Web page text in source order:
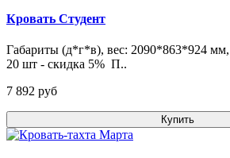
Кровать Студент
Габариты (д*г*в), вес: 2090*863*924 мм,
20 шт - скидка 5% П..
7 892 pуб
Купить